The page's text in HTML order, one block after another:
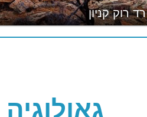
רד רוק קניון
גאולוגיה